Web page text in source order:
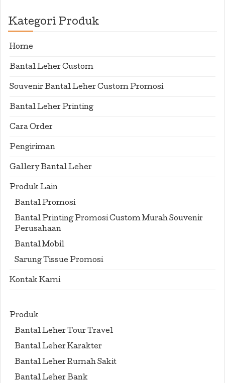
Kategori Produk
Home
Bantal Leher Custom
Souvenir Bantal Leher Custom Promosi
Bantal Leher Printing
Cara Order
Pengiriman
Gallery Bantal Leher
Produk Lain
Bantal Promosi
Bantal Printing Promosi Custom Murah Souvenir
Perusahaan
Bantal Mobil
Sarung Tissue Promosi
Kontak Kami
Produk
Bantal Leher Tour Travel
Bantal Leher Karakter
Bantal Leher Rumah Sakit
Bantal Leher Bank